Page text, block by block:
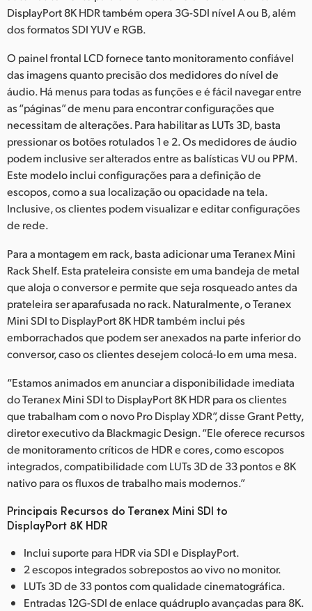
DisplayPort 8K HDR também opera 3G-SDI nível A ou B, além
dos formatos SDI YUV e RGB.
O painel frontal LCD fornece tanto monitoramento confiável
das imagens quanto precisão dos medidores do nível de
áudio. Há menus para todas as funções e é fácil navegar entre
as “páginas” de menu para encontrar configurações que
necessitam de alterações. Para habilitar as LUTs 3D, basta
pressionar os botões rotulados 1 e 2. Os medidores de áudio
podem inclusive ser alterados entre as balísticas VU ou PPM.
Este modelo inclui configurações para a definição de
escopos, como a sua localização ou opacidade na tela.
Inclusive, os clientes podem visualizar e editar configurações
de rede.
Para a montagem em rack, basta adicionar uma Teranex Mini
Rack Shelf. Esta prateleira consiste em uma bandeja de metal
que aloja o conversor e permite que seja rosqueado antes da
prateleira ser aparafusada no rack. Naturalmente, o Teranex
Mini SDI to DisplayPort 8K HDR também inclui pés
emborrachados que podem ser anexados na parte inferior do
conversor, caso os clientes desejem colocá-lo em uma mesa.
“Estamos animados em anunciar a disponibilidade imediata
do Teranex Mini SDI to DisplayPort 8K HDR para os clientes
que trabalham com o novo Pro Display XDR”, disse Grant Petty,
diretor executivo da Blackmagic Design. “Ele oferece recursos
de monitoramento críticos de HDR e cores, como escopos
integrados, compatibilidade com LUTs 3D de 33 pontos e 8K
nativo para os fluxos de trabalho mais modernos.”
Principais Recursos do Teranex Mini SDI to
DisplayPort 8K HDR
Inclui suporte para HDR via SDI e DisplayPort.
2 escopos integrados sobrepostos ao vivo no monitor.
LUTs 3D de 33 pontos com qualidade cinematográfica.
Entradas 12G-SDI de enlace quádruplo avançadas para 8K.